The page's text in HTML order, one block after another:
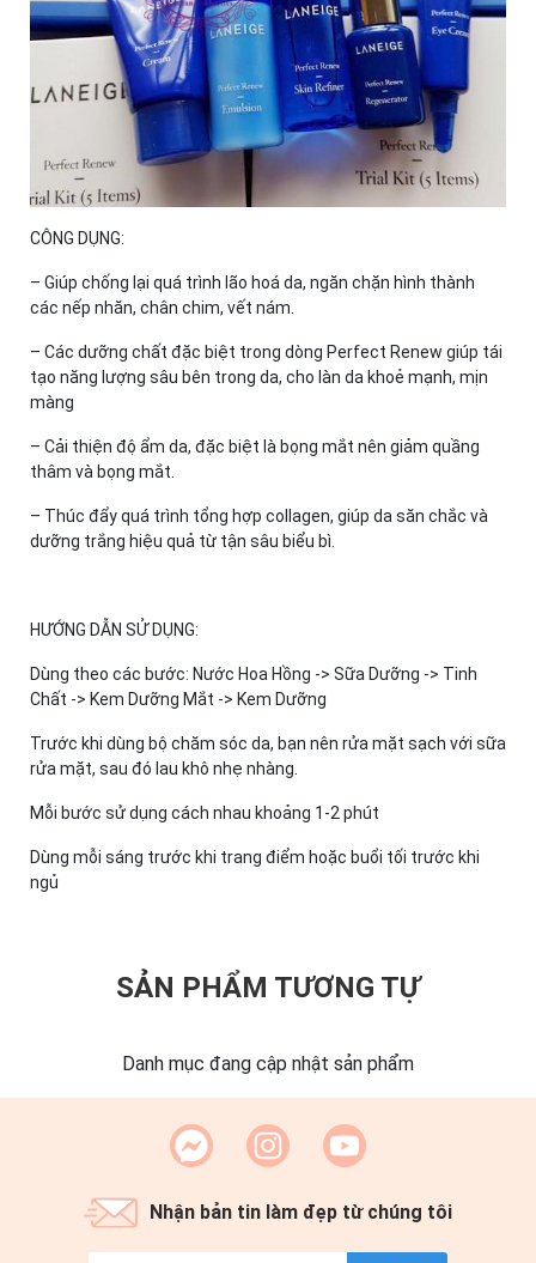
CÔNG DỤNG:
– Giúp chống lại quá trình lão hoá da, ngăn chặn hình thành
các nếp nhăn, chân chim, vết nám.
– Các dưỡng chất đặc biệt trong dòng Perfect Renew giúp tái
tạo năng lượng sâu bên trong da, cho làn da khoẻ mạnh, mịn
màng
– Cải thiện độ ẩm da, đặc biệt là bọng mắt nên giảm quầng
thâm và bọng mắt.
– Thúc đẩy quá trình tổng hợp collagen, giúp da săn chắc và
dưỡng trắng hiệu quả từ tận sâu biểu bì.
HƯỚNG DẪN SỬ DỤNG:
Dùng theo các bước: Nước Hoa Hồng -> Sữa Dưỡng -> Tinh
Chất -> Kem Dưỡng Mắt -> Kem Dưỡng
Trước khi dùng bộ chăm sóc da, bạn nên rửa mặt sạch với sữa
rửa mặt, sau đó lau khô nhẹ nhàng.
Mỗi bước sử dụng cách nhau khoảng 1-2 phút
Dùng mỗi sáng trước khi trang điểm hoặc buổi tối trước khi
ngủ
SẢN PHẨM TƯƠNG TỰ
Danh mục đang cập nhật sản phẩm
Nhận bản tin làm đẹp từ chúng tôi